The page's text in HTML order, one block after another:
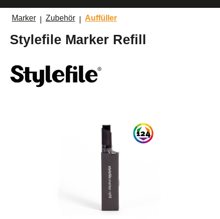
Marker Zubehör Auffüller
Stylefile Marker Refill